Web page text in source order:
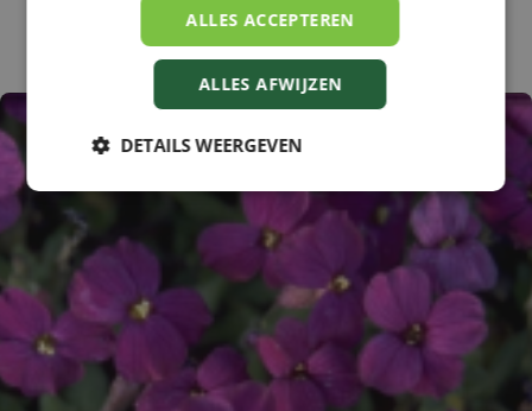
Blauwkussen
Aubrieta 'Valder'
ALLES ACCEPTEREN
ALLES AFWIJZEN
DETAILS WEERGEVEN